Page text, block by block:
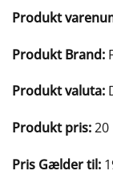
Produkt
Produkt Brand:
Produkt valuta:
Produkt pris:20
Pris Gælder til: